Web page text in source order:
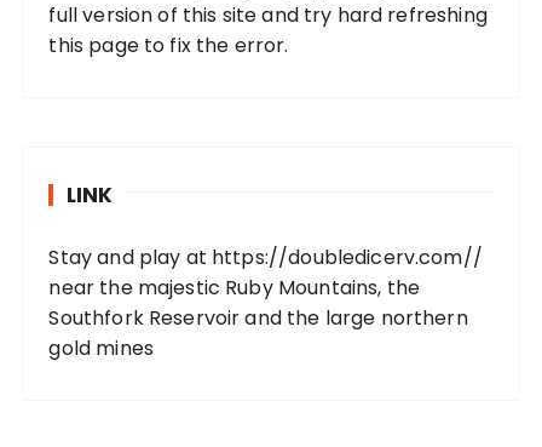
full version of this site and try hard refreshing
this page to fix the error.
LINK
Stay and play at https://doubledicerv.com//
near the majestic Ruby Mountains, the
Southfork Reservoir and the large northern
gold mines